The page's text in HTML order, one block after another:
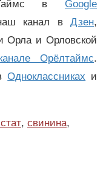
в Google
канал вДзен,
Орла и Орловской
Орёлтаймс.
Одноклассниках и
, свинина,